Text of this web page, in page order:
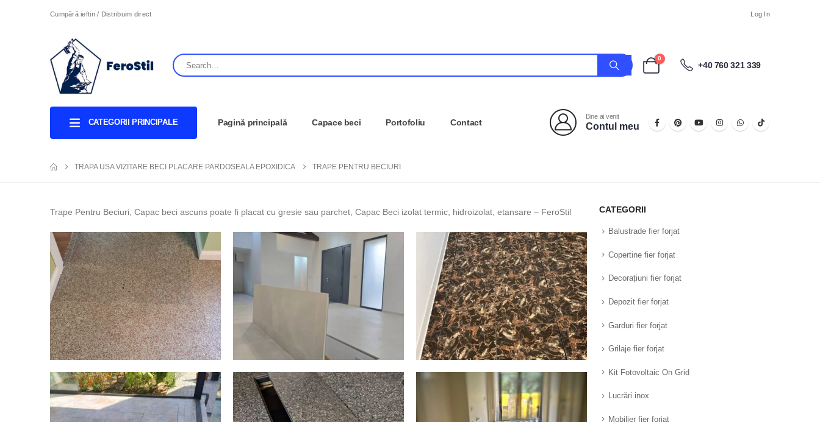
Cumpără ieftin / Distribuim direct Log In
0
+40 760 321 339
CATEGORII PRINCIPALE Pagină principală Capace beci Portofoliu Contact
Bine ai venit
Contul meu
TRAPA USA VIZITARE BECI PLACARE PARDOSEALA EPOXIDICA TRAPE PENTRU BECIURI
Trape Pentru Beciuri, Capac beci ascuns poate fi placat cu gresie sau parchet, Capac Beci izolat termic, hidroizolat, etansare – FeroStil CATEGORII
Balustrade fier forjat
Copertine fier forjat
Decorațiuni fier forjat
Depozit fier forjat
Garduri fier forjat
Grilaje fier forjat
Kit Fotovoltaic On Grid
Lucrări inox
Mobilier fier forjat